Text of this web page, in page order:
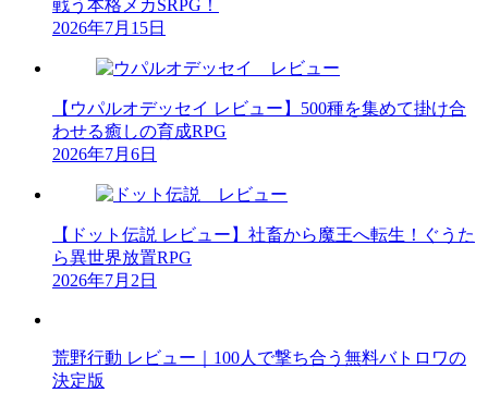
戦う本格メカSRPG！
2026年7月15日
【ウパルオデッセイ レビュー】500種を集めて掛け合
わせる癒しの育成RPG
2026年7月6日
【ドット伝説 レビュー】社畜から魔王へ転生！ぐうた
ら異世界放置RPG
2026年7月2日
荒野行動 レビュー｜100人で撃ち合う無料バトロワの
決定版